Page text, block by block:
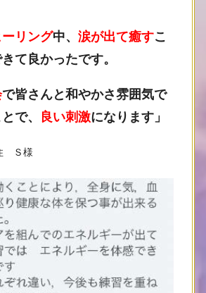
リング中、涙が出て癒すこ
て良かったです。
で皆さんと和やかさ雰囲気で
で、
良い刺激になります 」
Ｓ様